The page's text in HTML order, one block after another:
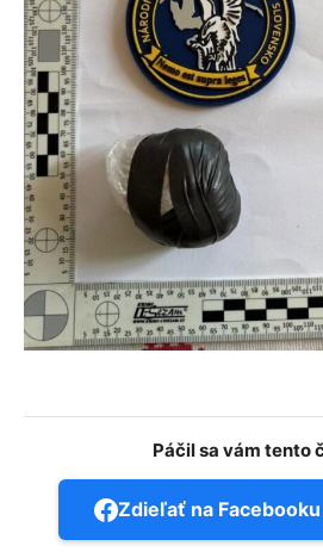
Páčil sa vám tento
Zdieľať na Facebooku